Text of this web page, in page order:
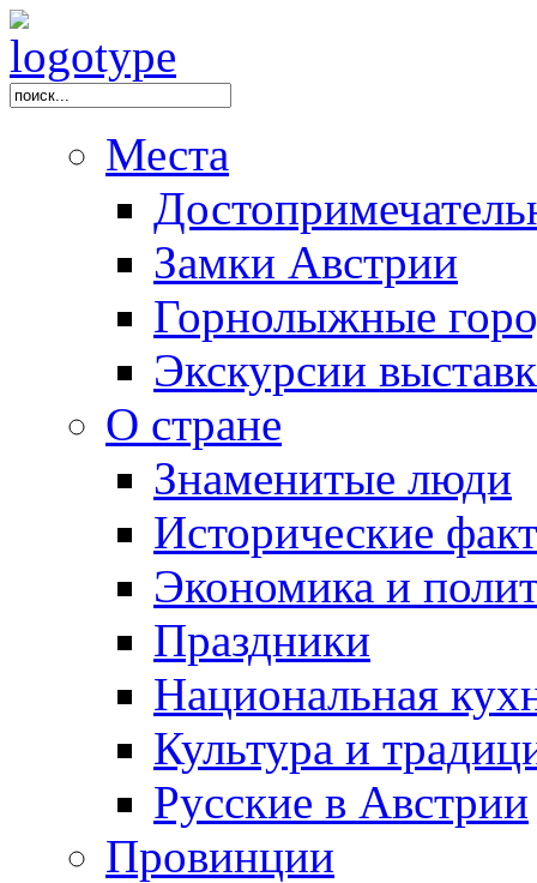
Места
Замки Австрии
Горнолыжные
Экскурсии
О стране
Знаменитые люди
Исторические
Экономика и
Праздники
Национальная
Культура и
Русские в Австрии
Провинции